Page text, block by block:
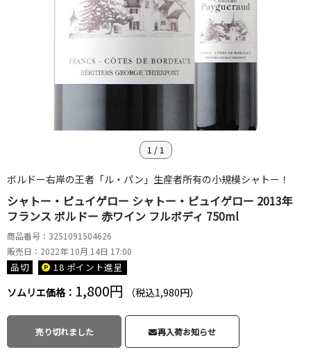
1 / 1
ボルドー右岸の王者「ル・パン」生産者所有の小規模シャトー！
シャトー・ピュイゲロー シャトー・ピュイゲロー 2013年
フランス ボルドー 赤ワイン フルボディ 750ml
商品番号：3251091504626
販売日：2022年 10月 14日 17:00
品切 18 ポイント進呈
ソムリエ価格： 1,800円 （税込1,980円）
売り切れました 再入荷お知らせ